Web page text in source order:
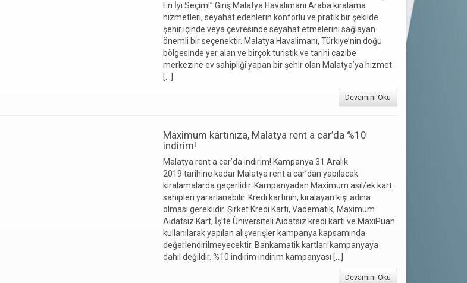
En İyi Seçim!” Giriş Malatya Havalimanı Araba kiralama
hizmetleri, seyahat edenlerin konforlu ve pratik bir şekilde
şehir içinde veya çevresinde seyahat etmelerini sağlayan
önemli bir seçenektir. Malatya Havalimanı, Türkiye’nin doğu
bölgesinde yer alan ve birçok turistik ve tarihi cazibe
merkezine ev sahipliği yapan bir şehir olan Malatya’ya hizmet
[…]
Devamını Oku
Maximum kartınıza, Malatya rent a car’da %10
indirim!
Malatya rent a car’da indirim! Kampanya 31 Aralık
2019 tarihine kadar Malatya rent a car’dan yapılacak
kiralamalarda geçerlidir. Kampanyadan Maximum asıl/ek kart
sahipleri yararlanabilir. Kredi kartının, kiralayan kişi adına
olması gereklidir. Şirket Kredi Kartı, Vadematik, Maximum
Aidatsız Kart, İş’te Üniversiteli Aidatsız kredi kartı ve MaxiPuan
kullanılarak yapılan alışverişler kampanya kapsamında
değerlendirilmeyecektir. Bankamatik kartları kampanyaya
dahil değildir. %10 indirim indirim kampanyası […]
Devamını Oku